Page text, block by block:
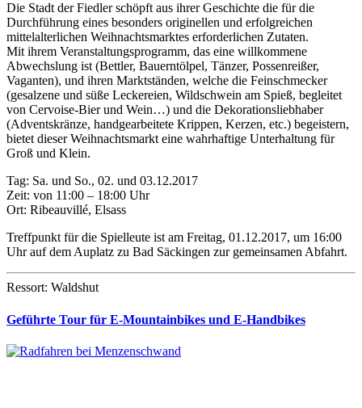
Die Stadt der Fiedler schöpft aus ihrer Geschichte die für die
Durchführung eines besonders originellen und erfolgreichen
mittelalterlichen Weihnachtsmarktes erforderlichen Zutaten.
Mit ihrem Veranstaltungsprogramm, das eine willkommene
Abwechslung ist (Bettler, Bauerntölpel, Tänzer, Possenreißer,
Vaganten), und ihren Marktständen, welche die Feinschmecker
(gesalzene und süße Leckereien, Wildschwein am Spieß, begleitet
von Cervoise-Bier und Wein…) und die Dekorationsliebhaber
(Adventskränze, handgearbeitete Krippen, Kerzen, etc.) begeistern,
bietet dieser Weihnachtsmarkt eine wahrhaftige Unterhaltung für
Groß und Klein.
Tag: Sa. und So., 02. und 03.12.2017
Zeit: von 11:00 – 18:00 Uhr
Ort: Ribeauvillé, Elsass
Treffpunkt für die Spielleute ist am Freitag, 01.12.2017, um 16:00
Uhr auf dem Auplatz zu Bad Säckingen zur gemeinsamen Abfahrt.
Ressort: Waldshut
Geführte Tour für E-Mountainbikes und E-Handbikes